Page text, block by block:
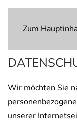
Zum
Wir möchten Sie
unserer